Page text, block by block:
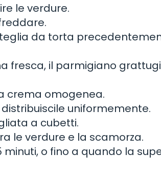
le verdure.
da torta
fresca, il parmigiano
crema omogenea.
uniformemente.
a cubetti.
le verdure e la scamorza.
o fino a quando la